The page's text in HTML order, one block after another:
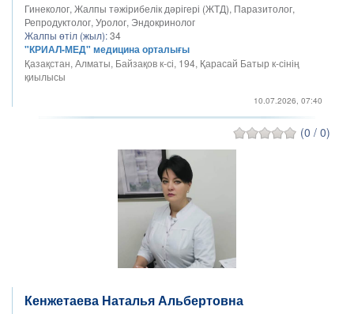
Гинеколог, Жалпы тәжірибелік дәрігері (ЖТД), Паразитолог,
Репродуктолог, Уролог, Эндокринолог
Жалпы өтіл (жыл):34
"КРИАЛ-МЕД" медицина орталығы
Қазақстан, Алматы, Байзақов к-сі, 194, Қарасай Батыр к-сінің
қиылысы
10.07.2026, 07:40
(0 / 0)
Кенжетаева Наталья Альбертовна